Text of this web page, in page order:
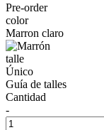
Pre-order
color
Marron claro
talle
Único
Guía de talles
Cantidad
-